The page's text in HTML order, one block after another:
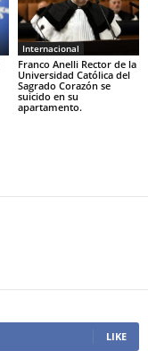
Internacional
Franco Anelli Rector de la
Universidad Católica del
Sagrado Corazón se
suicido en su
apartamento.
LIKE